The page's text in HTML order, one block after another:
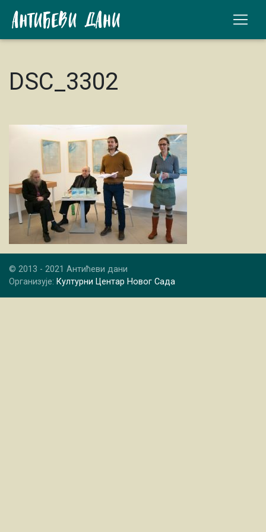
DSC_3302
© 2013 - 2021 Антићеви дани
Организује: Културни Центар Новог Сада